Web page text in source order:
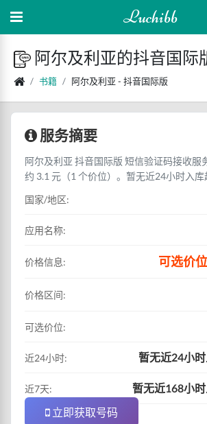
Luchibb
阿尔及利亚的抖音国际
书籍 阿尔及利亚 - 抖音国际版
服务摘要
阿尔及利亚 抖音国际版 短信验证码接收服
约 3.1 元（1 个价位）。暂无近24小时入库
国家/地区:
应用名称:
价格信息: 可选价
价格区间:
可选价位:
近24小时: 暂无近24小时
近7天:
暂无近168小时
立即获取号码